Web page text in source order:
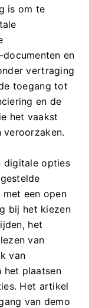
is om te
en
vertraging
toegang tot
en de
het vaakst
digitale opties
een open
bij het kiezen
het
van
van
het plaatsen
Het artikel
van demo